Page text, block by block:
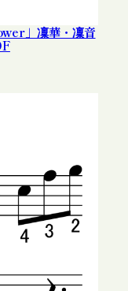
」凜華・凜音